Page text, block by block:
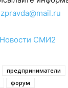
Новости СМИ2
предприниматели
форум